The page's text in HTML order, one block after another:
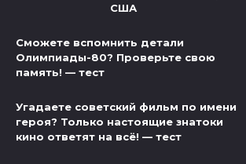
США
Сможете вспомнить детали
Олимпиады-80? Проверьте свою
память! — тест
Угадаете советский фильм по имени
героя? Только настоящие знатоки
кино ответят на всё! — тест